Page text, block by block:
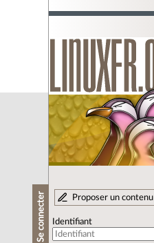
Se connecter Proposer un contenu
Identifiant